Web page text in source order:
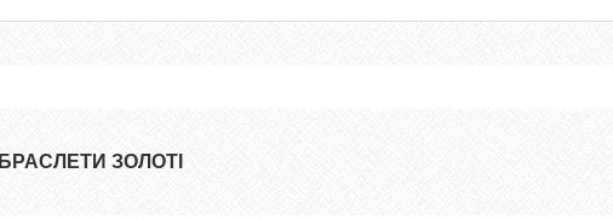
БРАСЛЕТИ ЗОЛОТІ